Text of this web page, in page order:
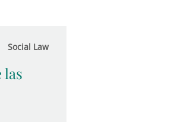
Social Law
las